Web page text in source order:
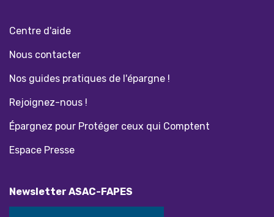
Centre d'aide
Nous contacter
Nos guides pratiques de l'épargne !
Rejoignez-nous !
Épargnez pour Protéger ceux qui Comptent
Espace Presse
Newsletter ASAC-FAPES